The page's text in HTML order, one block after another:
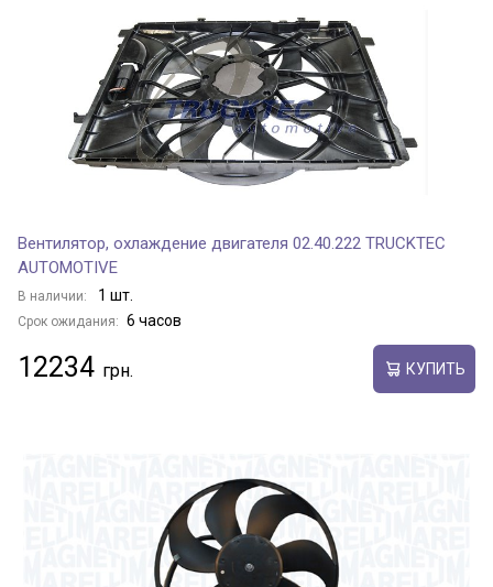
Вентилятор, охлаждение двигателя 02.40.222 TRUCKTEC
AUTOMOTIVE
В наличии: 1 шт.
Срок ожидания: 6 часов
12234 КУПИТЬ